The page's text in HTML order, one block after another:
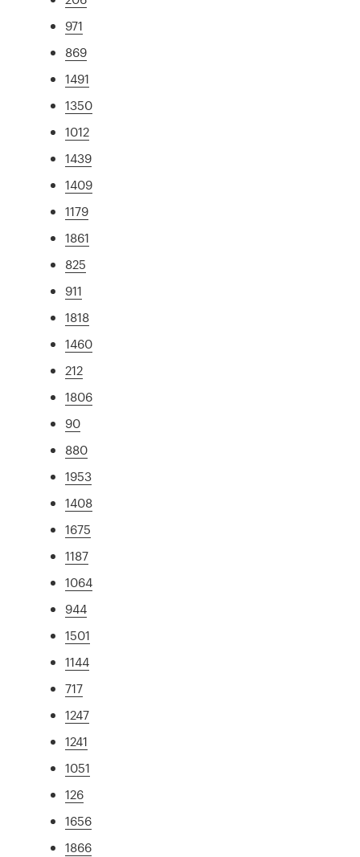
971
869
1491
1350
1012
1439
1409
1179
1861
825
911
1818
1460
212
1806
90
880
1953
1408
1675
1187
1064
944
1501
1144
717
1247
1241
1051
126
1656
1866